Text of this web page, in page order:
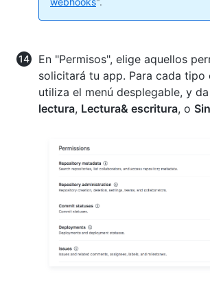
En "Permisos", elige aquellos
solicitará tu app. Para cada tipo
utiliza el menú desplegable, y
lectura, Lectura& escritura, o